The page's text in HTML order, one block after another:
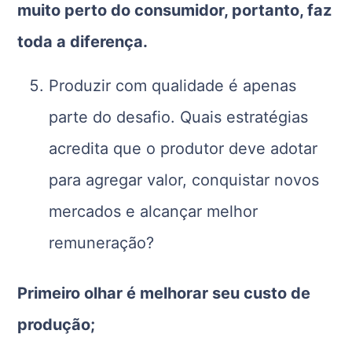
muito perto do consumidor, portanto, faz
toda a diferença.
Produzir com qualidade é apenas
parte do desafio. Quais estratégias
acredita que o produtor deve adotar
para agregar valor, conquistar novos
mercados e alcançar melhor
remuneração?
Primeiro olhar é melhorar seu custo de
produção;